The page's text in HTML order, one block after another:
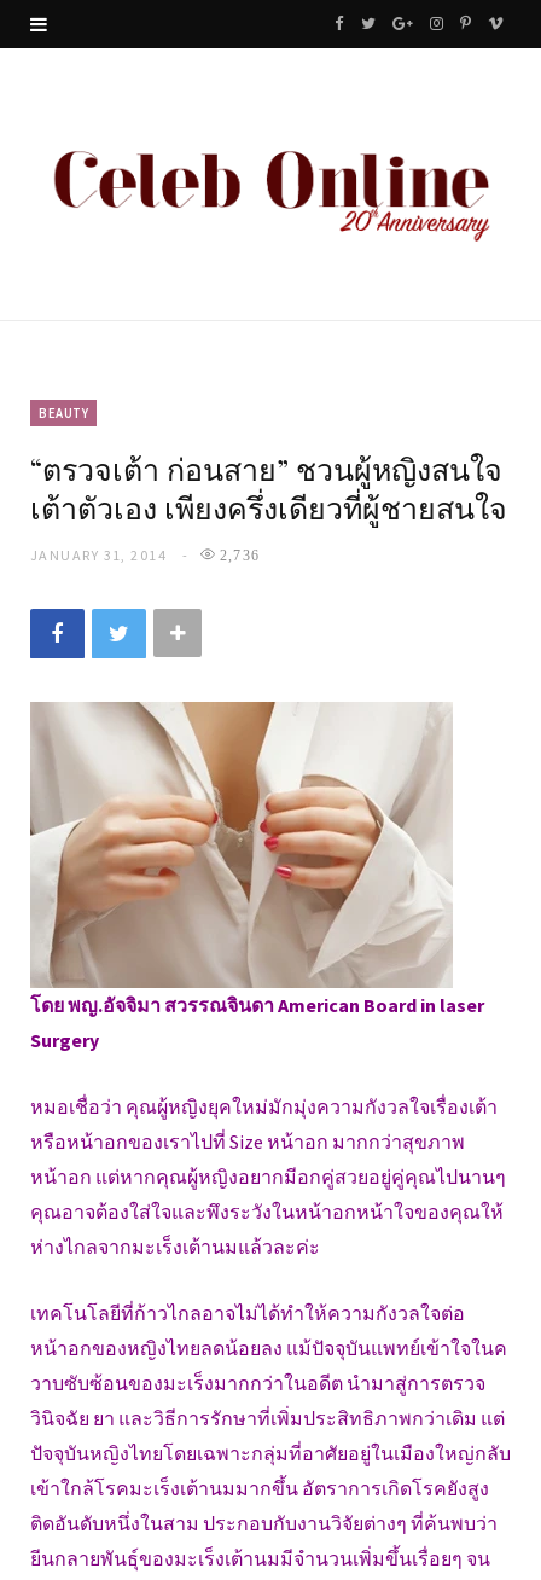
F
e
b
T
t
G
g
l
s
I
t
a
P
t
e
V
BEAUTY
“ตรวจเต้า ก่อนสาย” ชวนผู้หญิงสนใจ
เต้าตัวเอง เพียงครึ่งเดียวที่ผู้ชายสนใจ
JANUARY 31, 2014 2,736
โดย พญ.อัจจิมา สวรรณจินดา American Board in laser
Surgery
หมอเชื่อว่า คุณผู้หญิงยุคใหม่มักมุ่งความกังวลใจเรื่องเต้า
หรือหน้าอกของเราไปที่ Size หน้าอก มากกว่าสุขภาพ
หน้าอก แต่หากคุณผู้หญิงอยากมีอกคู่สวยอยู่คู่คุณไปนานๆ
คุณอาจต้องใส่ใจและพึงระวังในหน้าอกหน้าใจของคุณให้
ห่างไกลจากมะเร็งเต้านมแล้วละค่ะ
เทคโนโลยีที่ก้าวไกลอาจไม่ได้ทำให้ความกังวลใจต่อ
หน้าอกของหญิงไทยลดน้อยลง แม้ปัจจุบันแพทย์เข้าใจในค
วาบซับซ้อนของมะเร็งมากกว่าในอดีต นำมาสู่การตรวจ
วินิจฉัย ยา และวิธีการรักษาที่เพิ่มประสิทธิภาพกว่าเดิม แต่
ปัจจุบันหญิงไทยโดยเฉพาะกลุ่มที่อาศัยอยู่ในเมืองใหญ่กลับ
เข้าใกล้โรคมะเร็งเต้านมมากขึ้น อัตราการเกิดโรคยังสูง
ติดอันดับหนึ่งในสาม ประกอบกับงานวิจัยต่างๆ ที่ค้นพบว่า
ยีนกลายพันธุ์ของมะเร็งเต้านมมีจำนวนเพิ่มขึ้นเรื่อยๆ จน